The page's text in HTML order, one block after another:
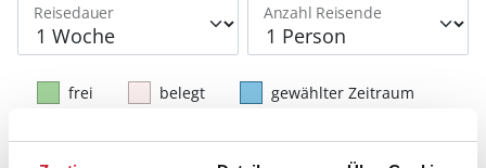
Reisedauer Anzahl Reisende
frei belegt gewählter Zeitraum
2026 1 2 3 4 5 6 7 8 9 10 11
12